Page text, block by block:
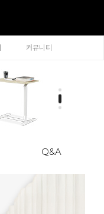
커뮤니티
Q&A